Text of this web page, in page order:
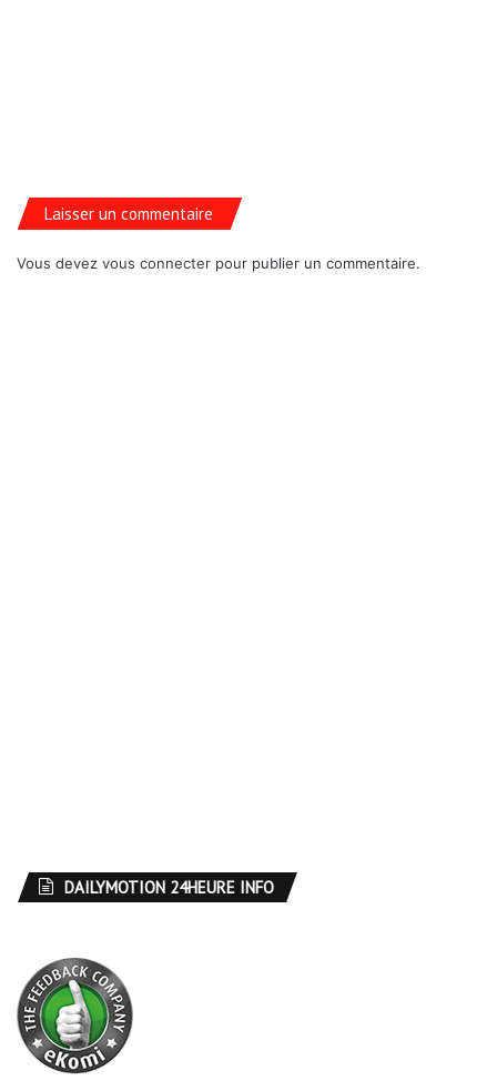
Laisser un commentaire
Vous devez vous connecter pour publier un commentaire.
DAILYMOTION 24HEURE INFO